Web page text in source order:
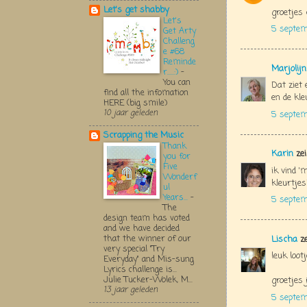
groetjes
5
Dat ziet
en de
5
Karin zei
ik vind
5
Lischa
leuk
groetjes
5
Let's get shabby
Let's
Get Arty
Challeng
e #68
Reminde
r.....:) -
You can
find all the infomation
HERE (big smile)
10 jaar geleden
Scrapping the Music
Thank
you for
Five
Wonderf
ul
Years... -
The
design team has voted
and we have decided
that the winner of our
very special "Try
Everyday" and Mis-sung
Lyrics challenge is...
Julie Tucker-Wolek, M...
13 jaar geleden